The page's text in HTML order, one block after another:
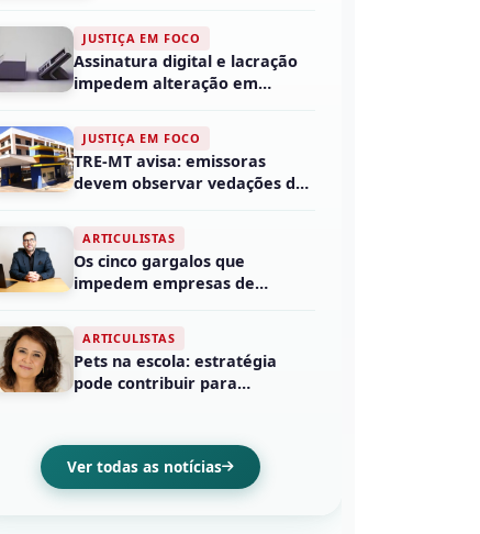
JUSTIÇA EM FOCO
Assinatura digital e lacração
impedem alteração em
JUSTIÇA EM FOCO
TRE-MT avisa: emissoras
devem observar vedações da
ARTICULISTAS
Os cinco gargalos que
impedem empresas de
ARTICULISTAS
Pets na escola: estratégia
pode contribuir para
Ver todas as notícias